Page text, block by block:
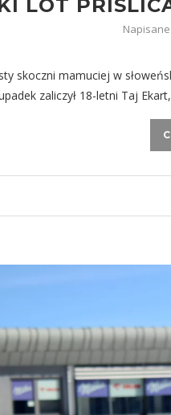
LOT
skoczni mamuciej w
zaliczył 18-letni Taj